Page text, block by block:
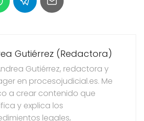
Gutiérrez (Redactora)
Gutiérrez, redactora y
en procesojudicial.es. Me
a crear contenido que
y explica los
legales,